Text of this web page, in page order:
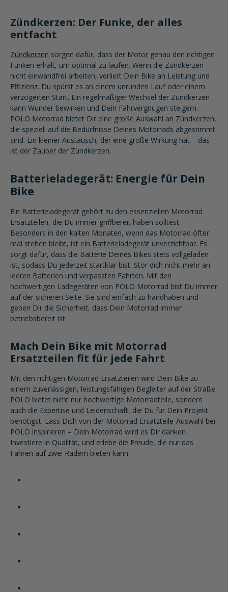
Zündkerzen: Der Funke, der alles
entfacht
Zündkerzen sorgen dafür, dass der Motor genau den richtigen
Funken erhält, um optimal zu laufen. Wenn die Zündkerzen
nicht einwandfrei arbeiten, verliert Dein Bike an Leistung und
Effizienz. Du spürst es an einem unrunden Lauf oder einem
verzögerten Start. Ein regelmäßiger Wechsel der Zündkerzen
kann Wunder bewirken und Dein Fahrvergnügen steigern.
POLO Motorrad bietet Dir eine große Auswahl an Zündkerzen,
die speziell auf die Bedürfnisse Deines Motorrads abgestimmt
sind. Ein kleiner Austausch, der eine große Wirkung hat – das
ist der Zauber der Zündkerzen.
Batterieladegerät: Energie für Dein
Bike
Ein Batterieladegerät gehört zu den essenziellen Motorrad
Ersatzteilen, die Du immer griffbereit haben solltest.
Besonders in den kalten Monaten, wenn das Motorrad öfter
mal stehen bleibt, ist ein Batterieladegerät unverzichtbar. Es
sorgt dafür, dass die Batterie Deines Bikes stets vollgeladen
ist, sodass Du jederzeit startklar bist. Stör dich nicht mehr an
leeren Batterien und verpassten Fahrten. Mit den
hochwertigen Ladegeräten von POLO Motorrad bist Du immer
auf der sicheren Seite. Sie sind einfach zu handhaben und
geben Dir die Sicherheit, dass Dein Motorrad immer
betriebsbereit ist.
Mach Dein Bike mit Motorrad
Ersatzteilen fit für jede Fahrt
Mit den richtigen Motorrad Ersatzteilen wird Dein Bike zu
einem zuverlässigen, leistungsfähigen Begleiter auf der Straße.
POLO bietet nicht nur hochwertige Motorradteile, sondern
auch die Expertise und Leidenschaft, die Du für Dein Projekt
benötigst. Lass Dich von der Motorrad Ersatzteile-Auswahl bei
POLO inspirieren – Dein Motorrad wird es Dir danken.
Investiere in Qualität, und erlebe die Freude, die nur das
Fahren auf zwei Rädern bieten kann.